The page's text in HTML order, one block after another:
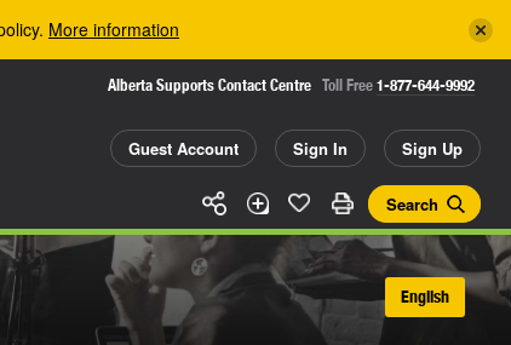
More information
Alberta Supports Contact Centre Toll Free 1-877-644-9992
Guest Account Sign In Sign Up
Search
English